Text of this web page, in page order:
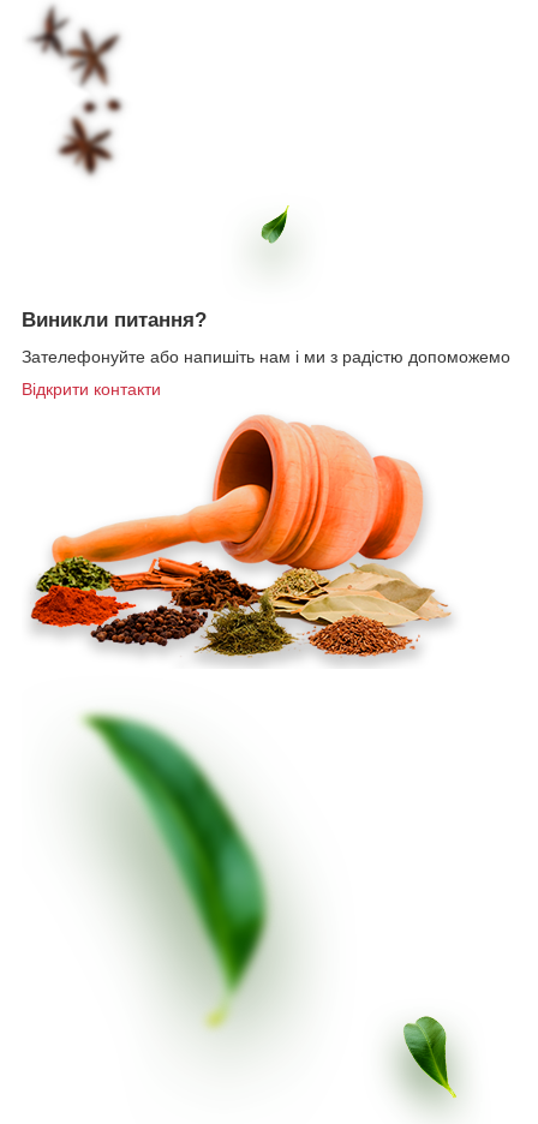
Виникли питання?
Зателефонуйте або напишіть нам і ми з радістю допоможемо
Відкрити контакти